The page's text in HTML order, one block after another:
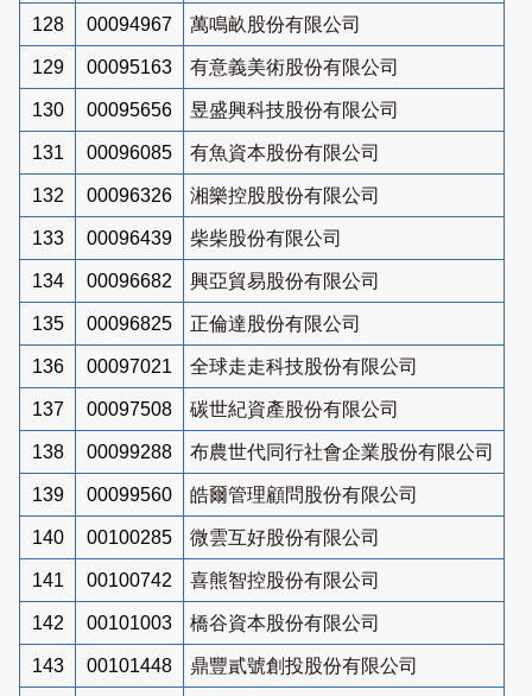
128 00094967 萬鳴畝股份有限公司
129 00095163 有意義美術股份有限公司
130 00095656 昱盛興科技股份有限公司
131 00096085 有魚資本股份有限公司
132 00096326 湘樂控股股份有限公司
133 00096439 柴柴股份有限公司
134 00096682 興亞貿易股份有限公司
135 00096825 正倫達股份有限公司
136 00097021 全球走走科技股份有限公司
137 00097508 碳世紀資產股份有限公司
138 00099288 布農世代同行社會企業股份有限公司
139 00099560 皓爾管理顧問股份有限公司
140 00100285 微雲互好股份有限公司
141 00100742 喜熊智控股份有限公司
142 00101003 橋谷資本股份有限公司
143 00101448 鼎豐貳號創投股份有限公司